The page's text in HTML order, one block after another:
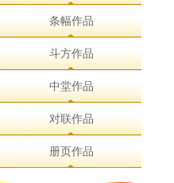
条幅作品
斗方作品
中堂作品
对联作品
册页作品